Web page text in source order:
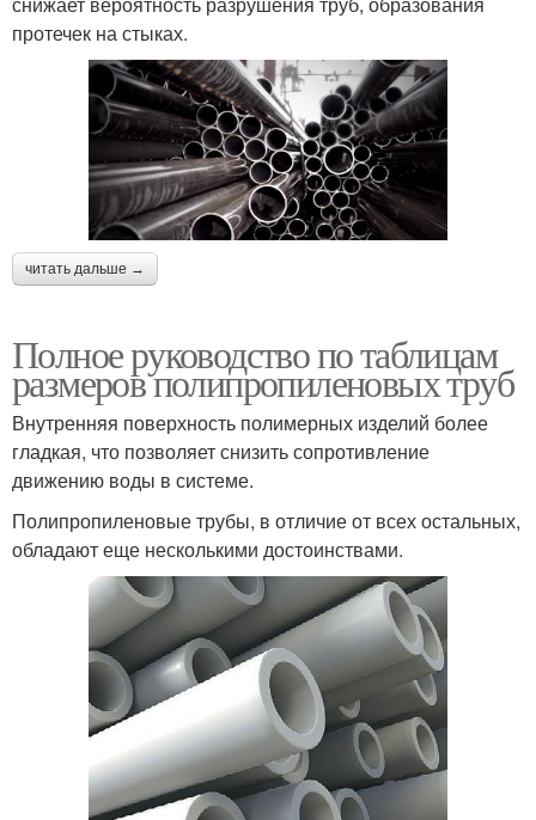
протечек на стыках.
читать дальше →
Полное руководство по таблицам
размеров полипропиленовых труб
Внутренняя поверхность полимерных изделий более
гладкая, что позволяет снизить сопротивление
движению воды в системе.
Полипропиленовые трубы, в отличие от всех остальных,
обладают еще несколькими достоинствами.